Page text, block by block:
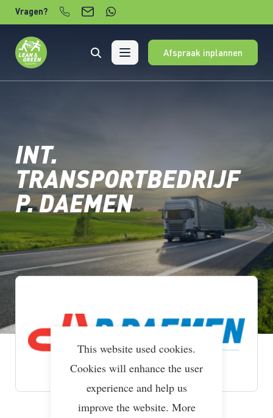
Verder naar content
Vragen?
Afspraak inplannen
INT.
TRANSPORTBEDRIJF
P. DAEMEN
This website used cookies.
Cookies will enhance the user
experience and help us
improve the website. More